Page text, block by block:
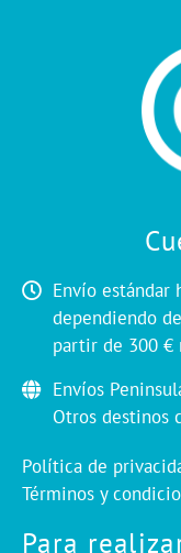
Envío estándar
dependiendo
partir de 300 €
Envíos
Otros destinos
Política de
Términos y
Para